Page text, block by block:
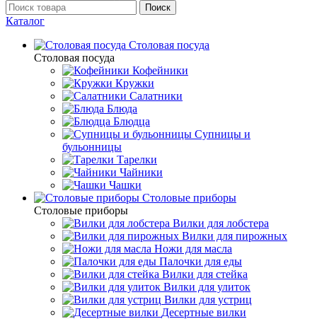
Поиск
Каталог
Столовая посуда
Столовая посуда
Кофейники
Кружки
Салатники
Блюда
Блюдца
Супницы и
бульонницы
Тарелки
Чайники
Чашки
Cтоловые приборы
Cтоловые приборы
Вилки для лобстера
Вилки для пирожных
Ножи для масла
Палочки для еды
Вилки для стейка
Вилки для улиток
Вилки для устриц
Десертные вилки